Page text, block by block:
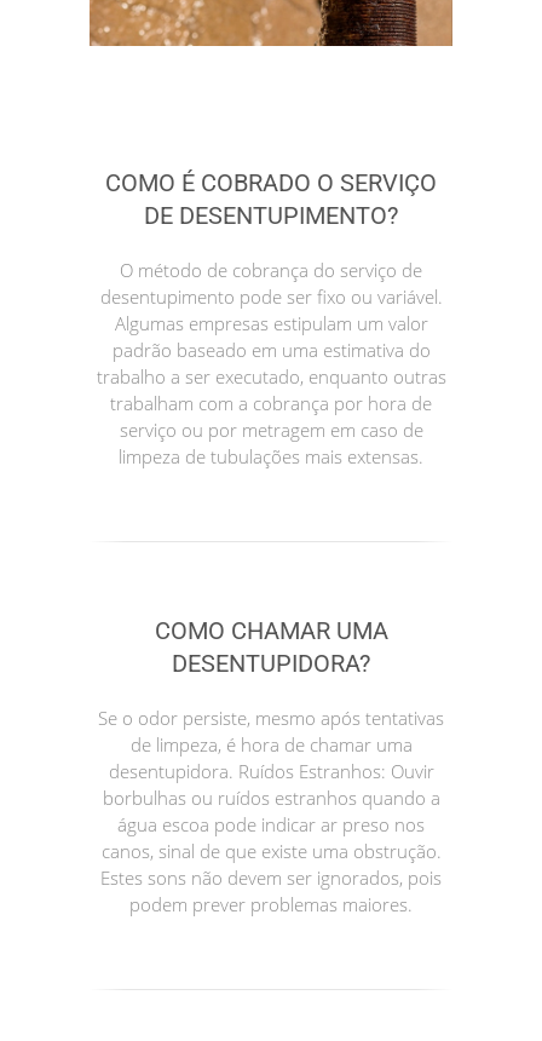
COMO É COBRADO O SERVIÇO
DE DESENTUPIMENTO?
O método de cobrança do serviço de
desentupimento pode ser fixo ou variável.
Algumas empresas estipulam um valor
padrão baseado em uma estimativa do
trabalho a ser executado, enquanto outras
trabalham com a cobrança por hora de
serviço ou por metragem em caso de
limpeza de tubulações mais extensas.
COMO CHAMAR UMA
DESENTUPIDORA?
Se o odor persiste, mesmo após tentativas
de limpeza, é hora de chamar uma
desentupidora. Ruídos Estranhos: Ouvir
borbulhas ou ruídos estranhos quando a
água escoa pode indicar ar preso nos
canos, sinal de que existe uma obstrução.
Estes sons não devem ser ignorados, pois
podem prever problemas maiores.